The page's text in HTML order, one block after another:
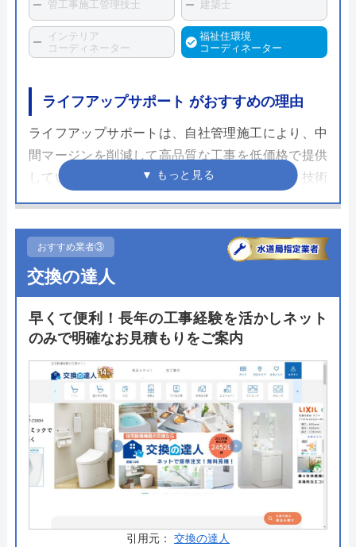
管工事施工管理技士 建築士
インテリア
コーディネーター
福祉住環境
コーディネーター
ライフアップサポート がおすすめの理由
ライフアップサポートは、自社管理施工により、中
間マージンを削減して高品質な工事を低価格で提供
しています。自社専属職人が工事を行うため、技術
の一貫性と仕上がりの美しさが保証されます。
エリアを稲沢市と一宮市（一部）に限定すること
で、迅速な対応が可能です。地域密着型のサービス
により、トイレリフォームの際に発生する急なトラ
ブルや要望にもすぐに対応できる体制を整えていま
す。
質の高いサービスを低価格で提供し、迅速かつ丁寧
な対応で、長くお付き合いできる業者としておすす
めです。
公式サイトで
料金詳細を見る
0120-18-0381
おすすめ業者③
交換の達人
早くて便利！長年の工事経験を活かしネット
のみで明確なお見積もりをご案内
引用元： 交換の達人